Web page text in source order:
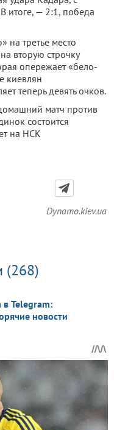
итоге, — 2:1, победа
на третье место
вторую строчку
опережает «бело-
киевлян
теперь девять очков.
матч против
состоится
на НСК
Dynamo.kiev.ua
(268)
в Telegram:
новости